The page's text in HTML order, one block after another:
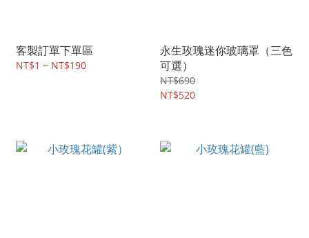
客製訂單下單區
NT$1 ~ NT$190
永生玫瑰迷你玻璃罩（三色
可選）
NT$690
NT$520